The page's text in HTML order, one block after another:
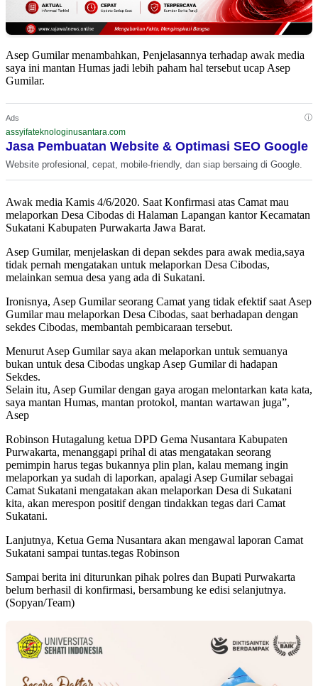
Asep Gumilar menambahkan, Penjelasannya terhadap awak media
saya ini mantan Humas jadi lebih paham hal tersebut ucap Asep
Gumilar.
Ads ⓘ
assyifateknologinusantara.com
Jasa Pembuatan Website & Optimasi SEO Google
Website profesional, cepat, mobile-friendly, dan siap bersaing di Google.
Awak media Kamis 4/6/2020. Saat Konfirmasi atas Camat mau
melaporkan Desa Cibodas di Halaman Lapangan kantor Kecamatan
Sukatani Kabupaten Purwakarta Jawa Barat.
Asep Gumilar, menjelaskan di depan sekdes para awak media,saya
tidak pernah mengatakan untuk melaporkan Desa Cibodas,
melainkan semua desa yang ada di Sukatani.
Ironisnya, Asep Gumilar seorang Camat yang tidak efektif saat Asep
Gumilar mau melaporkan Desa Cibodas, saat berhadapan dengan
sekdes Cibodas, membantah pembicaraan tersebut.
Menurut Asep Gumilar saya akan melaporkan untuk semuanya
bukan untuk desa Cibodas ungkap Asep Gumilar di hadapan
Sekdes.
Selain itu, Asep Gumilar dengan gaya arogan melontarkan kata kata,
saya mantan Humas, mantan protokol, mantan wartawan juga”,
Asep
Robinson Hutagalung ketua DPD Gema Nusantara Kabupaten
Purwakarta, menanggapi prihal di atas mengatakan seorang
pemimpin harus tegas bukannya plin plan, kalau memang ingin
melaporkan ya sudah di laporkan, apalagi Asep Gumilar sebagai
Camat Sukatani mengatakan akan melaporkan Desa di Sukatani
kita, akan merespon positif dengan tindakkan tegas dari Camat
Sukatani.
Lanjutnya, Ketua Gema Nusantara akan mengawal laporan Camat
Sukatani sampai tuntas.tegas Robinson
Sampai berita ini diturunkan pihak polres dan Bupati Purwakarta
belum berhasil di konfirmasi, bersambung ke edisi selanjutnya.
(Sopyan/Team)